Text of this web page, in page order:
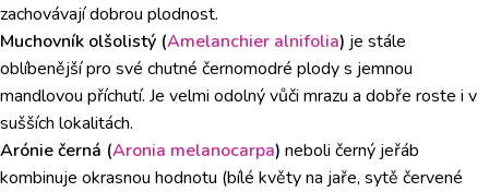
zachovávají dobrou plodnost.
Muchovník olšolistý (Amelanchier alnifolia) je stále
oblíbenější pro své chutné černomodré plody s jemnou
mandlovou příchutí. Je velmi odolný vůči mrazu a dobře roste i v
sušších lokalitách.
Arónie černá (Aronia melanocarpa) neboli černý jeřáb
kombinuje okrasnou hodnotu (bílé květy na jaře, sytě červené